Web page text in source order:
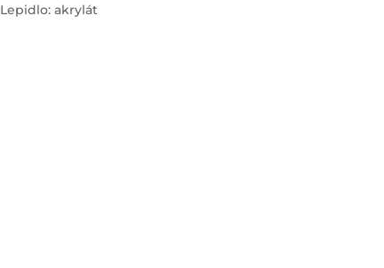
Lepidlo: akrylát